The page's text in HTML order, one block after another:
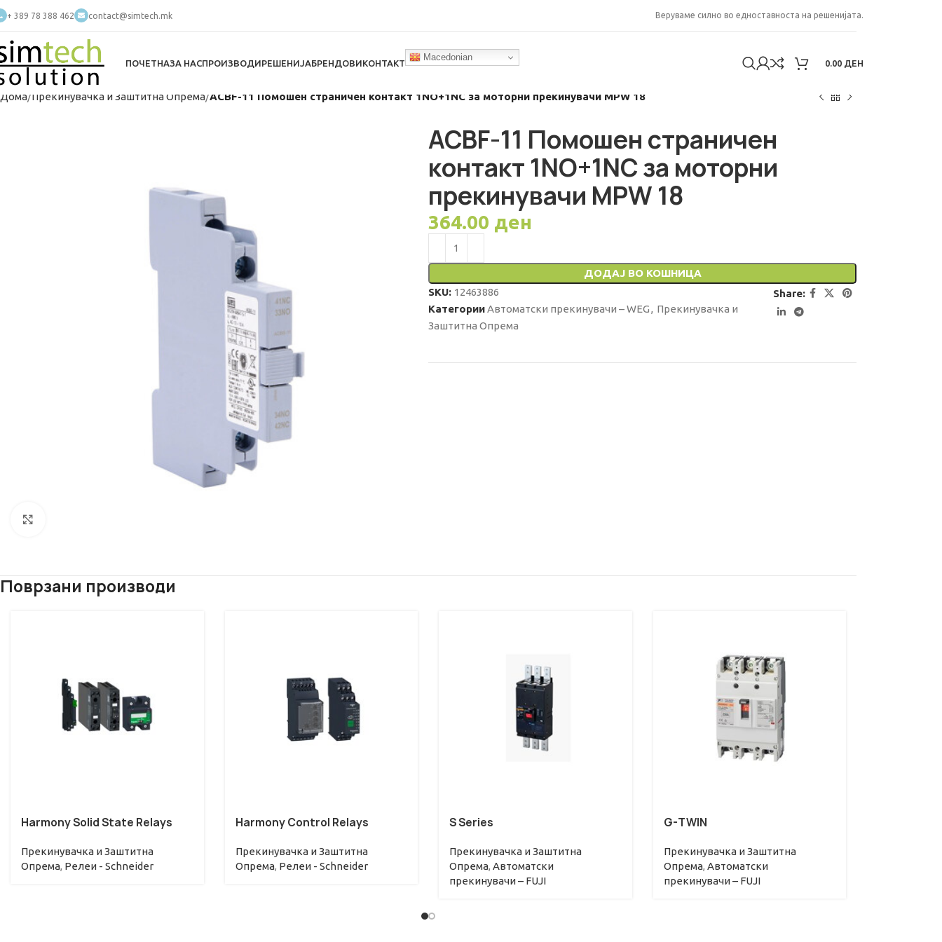
+ 389 78 388 462 contact@simtech.mk Веруваме силно во едноставноста на решенијата.
ПОЧЕТНАЗА НАСПРОИЗВОДИРЕШЕНИЈАБРЕНДОВИКОНТАКТ
Macedonian
0.00 ДЕН
Дома Прекинувачкa и Заштитна Опрема ACBF-11 Помошен страничен контакт 1NO+1NC за моторни прекинувачи MPW 18
ACBF-11 Помошен страничен
контакт 1NO+1NC за моторни
прекинувачи MPW 18
364.00 ден
ДОДАЈ ВО КОШНИЦА
SKU: 12463886
КатегорииАвтоматски прекинувачи – WEG, Прекинувачкa и
Заштитна Опрема
Share:
Поврзани производи
Harmony Solid State Relays
Прекинувачкa и Заштитна
Опрема, Релеи - Schneider
Harmony Control Relays
Прекинувачкa и Заштитна
Опрема, Релеи - Schneider
S Series
Прекинувачкa и Заштитна
Опрема, Автоматски
прекинувачи – FUJI
G-TWIN
Прекинувачкa и Заштитна
Опрема, Автоматски
прекинувачи – FUJI